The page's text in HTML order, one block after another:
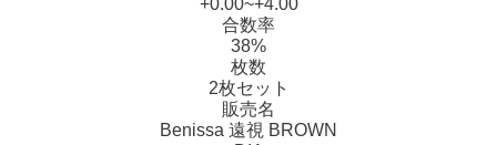
合数率
38%
枚数
2枚セット
販売名
Benissa 遠視 BROWN